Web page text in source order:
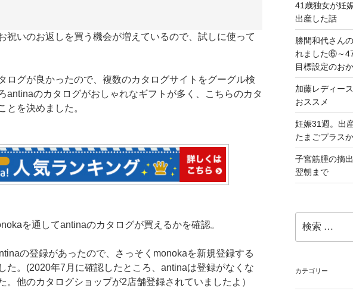
祝いのお返しを買う機会が増えているので、試しに使って
ログが良かったので、複数のカタログサイトをグーグル検
antinaのカタログがおしゃれなギフトが多く、こちらのカタ
とを決めました。
を通してantinaのカタログが買えるかを確認。
の登録があったので、さっそくmonokaを新規登録する
た。(2020年7月に確認したところ、antinaは登録がなくな
。他のカタログショップが2店舗登録されていましたよ）
41歳独女が妊
出産した話
勝間和代さん
れました⑥～
目標設定のお
加藤レディー
おススメ
妊娠31週。出
たまごプラスか
子宮筋腫の摘
翌朝まで
索:
カテゴリー